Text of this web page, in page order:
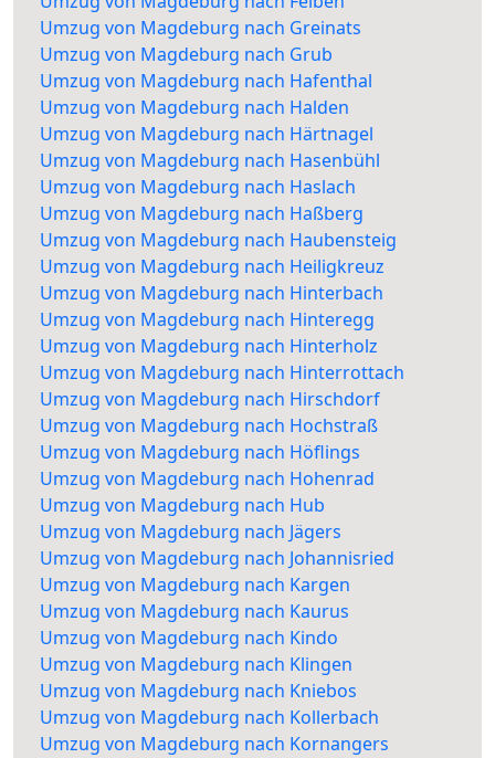
Umzug von Magdeburg nach Greinats
Umzug von Magdeburg nach Grub
Umzug von Magdeburg nach Hafenthal
Umzug von Magdeburg nach Halden
Umzug von Magdeburg nach Härtnagel
Umzug von Magdeburg nach Hasenbühl
Umzug von Magdeburg nach Haslach
Umzug von Magdeburg nach Haßberg
Umzug von Magdeburg nach Haubensteig
Umzug von Magdeburg nach Heiligkreuz
Umzug von Magdeburg nach Hinterbach
Umzug von Magdeburg nach Hinteregg
Umzug von Magdeburg nach Hinterholz
Umzug von Magdeburg nach Hinterrottach
Umzug von Magdeburg nach Hirschdorf
Umzug von Magdeburg nach Hochstraß
Umzug von Magdeburg nach Höflings
Umzug von Magdeburg nach Hohenrad
Umzug von Magdeburg nach Hub
Umzug von Magdeburg nach Jägers
Umzug von Magdeburg nach Johannisried
Umzug von Magdeburg nach Kargen
Umzug von Magdeburg nach Kaurus
Umzug von Magdeburg nach Kindo
Umzug von Magdeburg nach Klingen
Umzug von Magdeburg nach Kniebos
Umzug von Magdeburg nach Kollerbach
Umzug von Magdeburg nach Kornangers